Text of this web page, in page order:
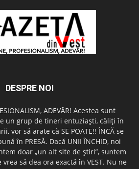
DESPRE NOI
ADEVĂR! Acestea sunt
un grup de tineri entuziaşti, căliţi în
vor să arate că SE POATE!! ÎNCĂ se
în PRESĂ. Dacă UNII ÎNCHID, noi
doar „un alt site de ştiri”, suntem
vrea să dea ora exactă în VEST. Nu ne